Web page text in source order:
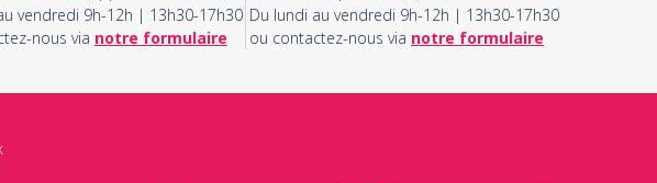
vendredi 9h-12h | 13h30-17h30
nous via notre formulaire
Du lundi au vendredi 9h-12h | 13h30-17h30
ou contactez-nous via notre formulaire